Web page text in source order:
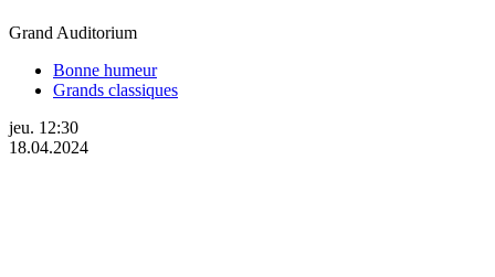
Grand Auditorium
Bonne humeur
Grands classiques
jeu. 12:30
18.04.2024